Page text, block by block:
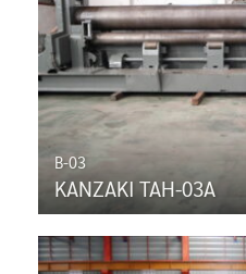
B-03
KANZAKI TAH-03A